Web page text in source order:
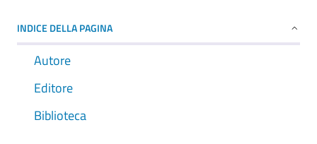
INDICE DELLA PAGINA
Autore
Editore
Biblioteca